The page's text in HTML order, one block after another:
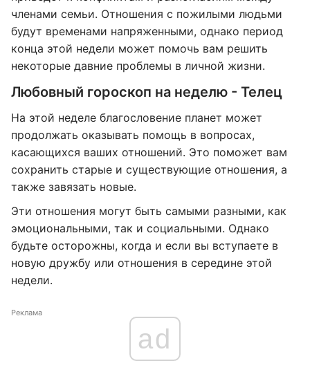
членами семьи. Отношения с пожилыми людьми
будут временами напряженными, однако период
конца этой недели может помочь вам решить
некоторые давние проблемы в личной жизни.
Любовный гороскоп на неделю - Телец
На этой неделе благословение планет может
продолжать оказывать помощь в вопросах,
касающихся ваших отношений. Это поможет вам
сохранить старые и существующие отношения, а
также завязать новые.
Эти отношения могут быть самыми разными, как
эмоциональными, так и социальными. Однако
будьте осторожны, когда и если вы вступаете в
новую дружбу или отношения в середине этой
недели.
Реклама
ad